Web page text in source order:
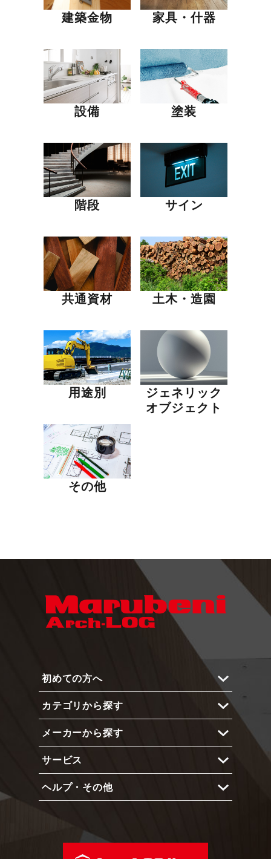
建築金物 家具・什器
設備 塗装
階段 サイン
共通資材 土木・造園
用途別
ジェネリック
オブジェクト
その他
初めての方へ
Arch-LOGとは？
メリットと機能
使い方
カテゴリから探す
内部仕上
外部仕上
インテリア
メーカーから探す
メーカー 一覧
サービス
ショーケース
プライベートアカウント
ヘルプ・その他
動作環境